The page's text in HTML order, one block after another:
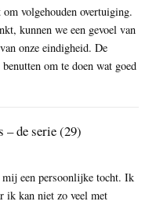
volgehouden overtuiging.
kunnen we een gevoel van
onze eindigheid. De
om te doen wat goed
– de serie (29)
een persoonlijke tocht. Ik
ik kan niet zo veel met